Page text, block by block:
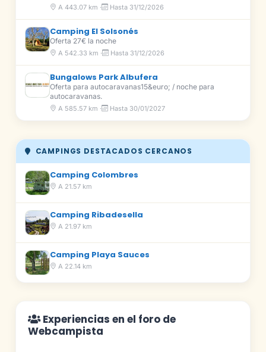
A 443.07 km · Hasta 31/12/2026
Camping El Solsonés
Oferta 27€ la noche
A 542.33 km · Hasta 31/12/2026
Bungalows Park Albufera
Oferta para autocaravanas15&euro; / noche para
autocaravanas.
A 585.57 km · Hasta 30/01/2027
CAMPINGS DESTACADOS CERCANOS
Camping Colombres
A 21.57 km
Camping Ribadesella
A 21.97 km
Camping Playa Sauces
A 22.14 km
Experiencias en el foro de
Webcampista